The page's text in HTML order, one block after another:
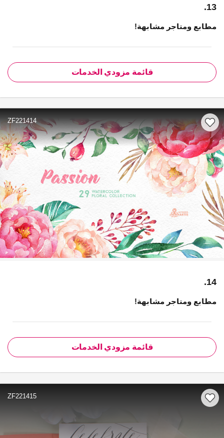
13.
مطابع ومتاجر مشابهة!
قائمة مزودي الخدمات
ZF221414
14.
مطابع ومتاجر مشابهة!
قائمة مزودي الخدمات
ZF221415